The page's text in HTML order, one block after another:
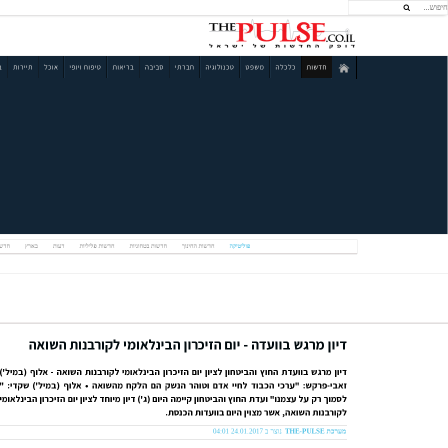
חדשות כלכלה משפט טכנולוגיה חברתי סביבה בריאות טיפוח ויופי אוכל תיירות
פוליטיקה חדשות החינוך חדשות בטחוניות חדשות פליליות דעות בארץ
דיון מרגש בוועדה - יום הזיכרון הבינלאומי לקורבנות השואה
דיון מרגש בוועדת החוץ והביטחון לציון יום הזיכרון הבינלאומי לקורבנות השואה - אלוף (במיל')
זאבי-פרקש: "ערכי הכבוד לחיי אדם וטוהר הנשק הם הלקח מהשואה • אלוף (במיל') שקדי: "
לסמוך רק על עצמנו" ועדת החוץ והביטחון קיימה היום (ג') דיון מיוחד לציון יום הזיכרון הבינלאומי
לקורבנות השואה, אשר מצוין היום בוועדות הכנסת.
מערכת THE-PULSE נוצר ב 24.01.2017 04:01